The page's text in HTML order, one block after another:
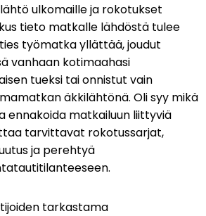
ulkomaille ja rokotukset
tieto matkalle lähdöstä tulee
työmatka yllättää, joudut
vanhaan kotimaahasi
tueksi tai onnistut vain
äkkilähtönä. Oli syy mikä
ennakoida matkailuun liittyviä
tarvittavat rokotussarjat,
ja perehtyä
tarkastama